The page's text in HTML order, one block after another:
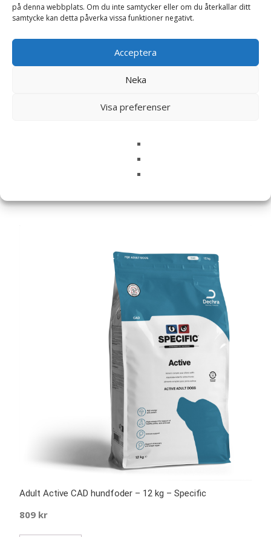
på denna webbplats. Om du inte samtycker eller om du återkallar ditt
samtycke kan detta påverka vissa funktioner negativt.
Acceptera
Neka
Visa preferenser
Spara mitt namn, min e-postadress och webbplats i
Adult Active CAD hundfoder – 12 kg – Specific
809 kr